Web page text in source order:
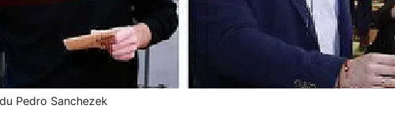
Pedro Sanchezek